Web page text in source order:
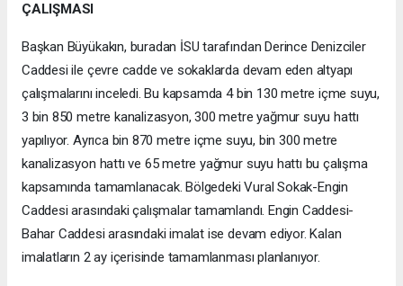
ÇALIŞMASI
Başkan Büyükakın, buradan İSU tarafından Derince Denizciler
Caddesi ile çevre cadde ve sokaklarda devam eden altyapı
çalışmalarını inceledi. Bu kapsamda 4 bin 130 metre içme suyu,
3 bin 850 metre kanalizasyon, 300 metre yağmur suyu hattı
yapılıyor. Ayrıca bin 870 metre içme suyu, bin 300 metre
kanalizasyon hattı ve 65 metre yağmur suyu hattı bu çalışma
kapsamında tamamlanacak. Bölgedeki Vural Sokak-Engin
Caddesi arasındaki çalışmalar tamamlandı. Engin Caddesi-
Bahar Caddesi arasındaki imalat ise devam ediyor. Kalan
imalatların 2 ay içerisinde tamamlanması planlanıyor.